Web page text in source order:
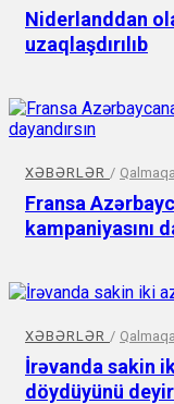
Niderlanddan
uzaqlaşdırılıb
XƏBƏRLƏR /
Fransa
kampaniyasını
XƏBƏRLƏR /
İrəvanda sakin
döydüyünü deyir